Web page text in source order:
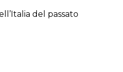
del passato